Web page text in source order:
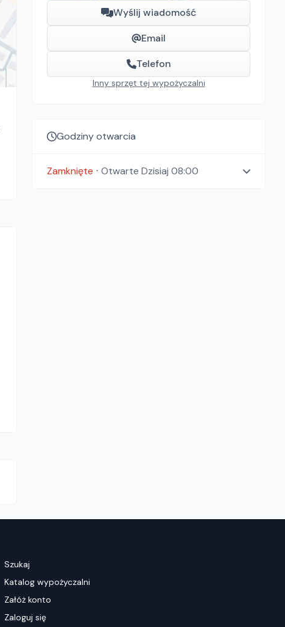
Wyślij wiadomość
Email
Telefon
Inny sprzęt tej wypożyczalni
Godziny otwarcia
Zamknięte ⋅ Otwarte Dzisiaj 08:00
Szukaj
Katalog wypożyczalni
Załóż konto
Zaloguj się